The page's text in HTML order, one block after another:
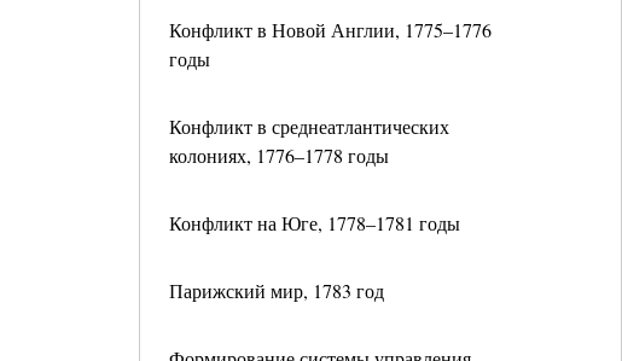
Конфликт в Новой Англии, 1775–1776
годы
Конфликт в среднеатлантических
колониях, 1776–1778 годы
Конфликт на Юге, 1778–1781 годы
Парижский мир, 1783 год